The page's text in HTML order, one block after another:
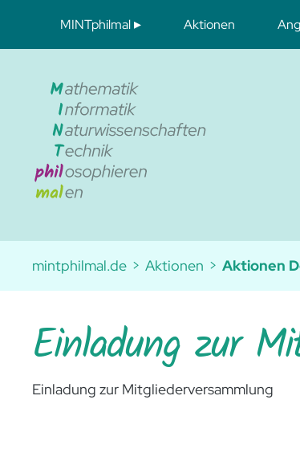
überspringen
MINTphilmal
Konzeption und Entwicklung
Werden Sie Mitglied
Matheteam Bayreuth
Aktuelles
Schule – und dann?
Aktionen
mintphilmal.de Aktionen Aktionen
Einladung zur
Einladung zur Mitgliederversammlung